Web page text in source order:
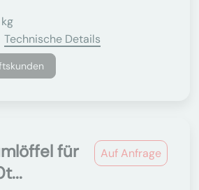
Technische Details
Auf Anfrage
für